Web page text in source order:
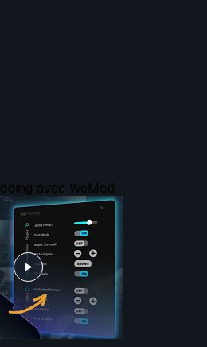
avec WeMod